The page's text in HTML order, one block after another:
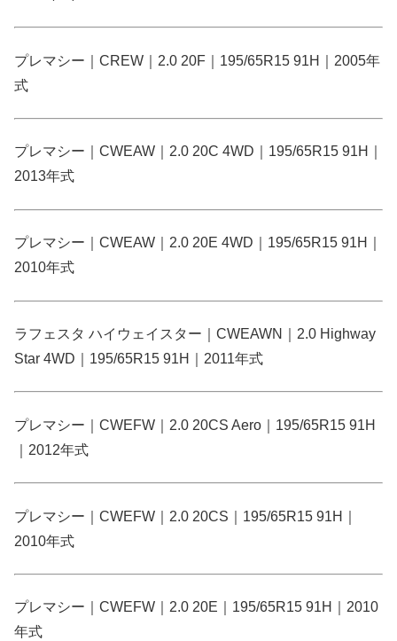
プレマシー｜CREW｜2.0 20F｜195/65R15 91H｜2005年
式
プレマシー｜CWEAW｜2.0 20C 4WD｜195/65R15 91H｜
2013年式
プレマシー｜CWEAW｜2.0 20E 4WD｜195/65R15 91H｜
2010年式
ラフェスタ ハイウェイスター｜CWEAWN｜2.0 Highway
Star 4WD｜195/65R15 91H｜2011年式
プレマシー｜CWEFW｜2.0 20CS Aero｜195/65R15 91H
｜2012年式
プレマシー｜CWEFW｜2.0 20CS｜195/65R15 91H｜
2010年式
プレマシー｜CWEFW｜2.0 20E｜195/65R15 91H｜2010
年式